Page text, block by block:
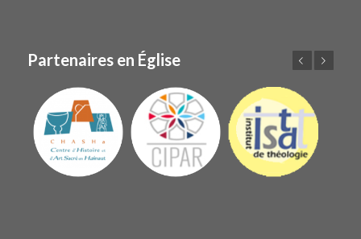
Partenaires en Église